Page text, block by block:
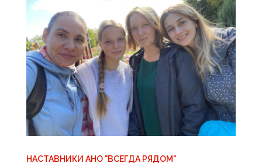
НАСТАВНИКИ АНО "ВСЕГДА РЯДОМ"